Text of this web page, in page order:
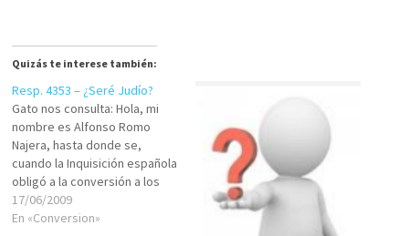
Quizás te interese también:
Resp. 4353 – ¿Seré Judío?
Gato nos consulta: Hola, mi
nombre es Alfonso Romo
Najera, hasta donde se,
cuando la Inquisición española
obligó a la conversión a los
Judíos los orilló a cambiarse
los apellidos adoptando
17/06/2009
En «Conversion»